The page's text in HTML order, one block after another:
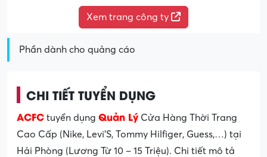
Xem trang công ty
Phần dành cho quảng cáo
CHI TIẾT TUYỂN DỤNG
ACFC tuyển dụng Quản Lý Cửa Hàng Thời Trang
Cao Cấp (Nike, Levi’S, Tommy Hilfiger, Guess,…) tại
Hải Phòng (Lương Từ 10 – 15 Triệu). Chi tiết mô tả